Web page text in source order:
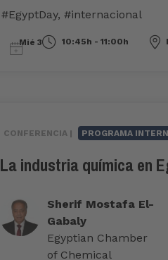
#EgyptDay, #internacional
Mié 3 10:45h - 11:00h
CONFERENCIA | PROGRAMA
La industria química en
Sherif Mostafa El-
Gabaly
Egyptian Chamber
of Chemical